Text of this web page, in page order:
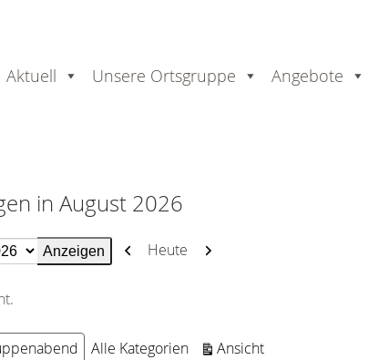
Aktuell Unsere Ortsgruppe Angebote
in August 2026
Zurück
Heute Weiter
Alle Kategorien Ansichtausdrucken